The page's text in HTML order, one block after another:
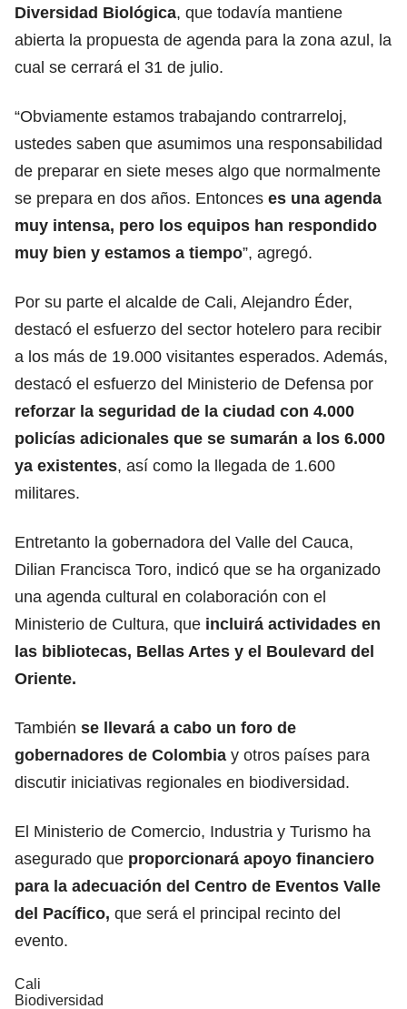
Diversidad Biológica, que todavía mantiene
abierta la propuesta de agenda para la zona azul, la
cual se cerrará el 31 de julio.
“Obviamente estamos trabajando contrarreloj,
ustedes saben que asumimos una responsabilidad
de preparar en siete meses algo que normalmente
se prepara en dos años. Entonces es una agenda
muy intensa, pero los equipos han respondido
muy bien y estamos a tiempo”, agregó.
Por su parte el alcalde de Cali, Alejandro Éder,
destacó el esfuerzo del sector hotelero para recibir
a los más de 19.000 visitantes esperados. Además,
destacó el esfuerzo del Ministerio de Defensa por
reforzar la seguridad de la ciudad con 4.000
policías adicionales que se sumarán a los 6.000
ya existentes, así como la llegada de 1.600
militares.
Entretanto la gobernadora del Valle del Cauca,
Dilian Francisca Toro, indicó que se ha organizado
una agenda cultural en colaboración con el
Ministerio de Cultura, que incluirá actividades en
las bibliotecas, Bellas Artes y el Boulevard del
Oriente.
También se llevará a cabo un foro de
gobernadores de Colombia y otros países para
discutir iniciativas regionales en biodiversidad.
El Ministerio de Comercio, Industria y Turismo ha
asegurado que proporcionará apoyo financiero
para la adecuación del Centro de Eventos Valle
del Pacífico, que será el principal recinto del
evento.
Cali
Biodiversidad